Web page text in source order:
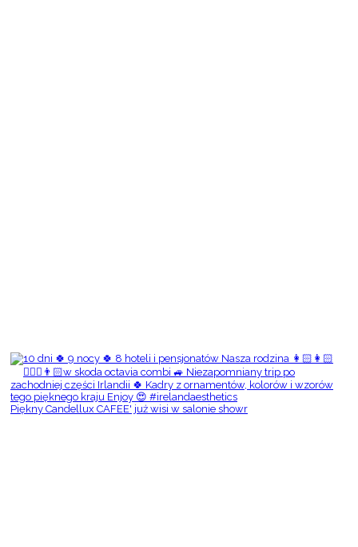
Piękny Candellux CAFEE' już wisi w salonie showr